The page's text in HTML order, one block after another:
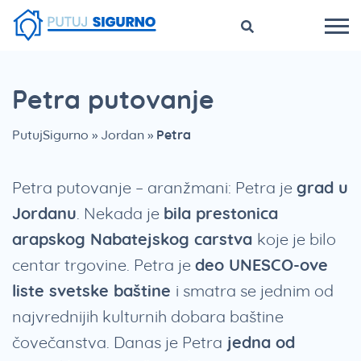
Petra putovanje
PutujSigurno » Jordan » Petra
Petra putovanje – aranžmani: Petra je grad u
Jordanu. Nekada je bila prestonica
arapskog Nabatejskog carstva koje je bilo
centar trgovine. Petra je deo UNESCO-ove
liste svetske baštine i smatra se jednim od
najvrednijih kulturnih dobara baštine
čovečanstva. Danas je Petra jedna od